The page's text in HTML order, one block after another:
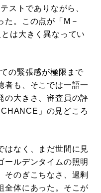
ストでありながら、
た。この点が「M－
は大きく異なってい
の緊張感が極限まで
者も、そこでは一語一
の大きさ、審査員の評
」の見どころ
なく、まだ世間に見
ールデンタイムの照明
そのぎこちなさ、過剰
全体にあった。そこが